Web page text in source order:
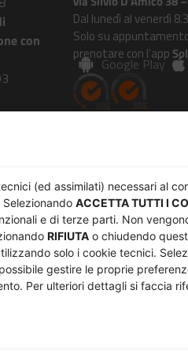
(ed assimilati) necessari al
ACCETTA TUTTI I
e di terze parti. Non
RIFIUTA o chiudendo
solo i cookie tecnici.
gestire le proprie
Per ulteriori dettagli si faccia
con
Dal lunedì al venerdì
Solo su
prenotare con l’app
Google Play
Privacy
Parità di genere
Amministrazione
Bandi e gare
Note legali